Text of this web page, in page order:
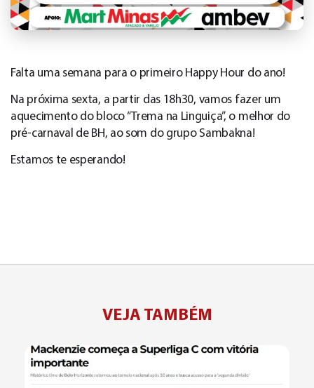
Falta uma semana para o primeiro Happy Hour do ano!
Na próxima sexta, a partir das 18h30, vamos fazer um
aquecimento do bloco “Trema na Linguiça”, o melhor do
pré-carnaval de BH, ao som do grupo Sambakna!
Estamos te esperando!
VEJA TAMBÉM